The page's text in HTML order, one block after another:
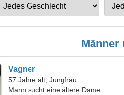
Männer
Vagner
57 Jahre alt, Jungfrau
Mann sucht eine ältere Dame